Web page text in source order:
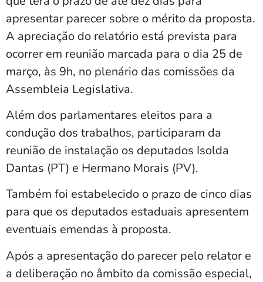
apresentar parecer sobre o mérito da proposta.
A apreciação do relatório está prevista para
ocorrer em reunião marcada para o dia 25 de
março, às 9h, no plenário das comissões da
Assembleia Legislativa.
Além dos parlamentares eleitos para a
condução dos trabalhos, participaram da
reunião de instalação os deputados Isolda
Dantas (PT) e Hermano Morais (PV).
Também foi estabelecido o prazo de cinco dias
para que os deputados estaduais apresentem
eventuais emendas à proposta.
Após a apresentação do parecer pelo relator e
a deliberação no âmbito da comissão especial,